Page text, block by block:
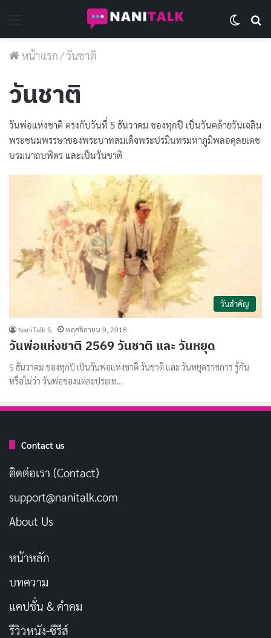
หน้าแรก/วันชาติ
วันชาติ
วันพ่อแห่งชาติ ตรงกับวันที่ 5 ธันวาคม ของทุกปี เป็นวันคล้ายวันเฉลิม
พระชนมพรรษาของพระบาทสมเด็จพระปรมินทรมหาภูมิพลอดุลยเดช
บรมนาถบพิตร และเป็นวันชาติ
วันสำคัญ
NaniTalk S. พฤศจิกายน 9, 2018
วันพ่อแห่งชาติ 2569 วันชาติ และ วันหยุด
5 ธันวาคม ของทุกปี เป็นวันพ่อแห่งชาติ วันชาติ และ วันหยุดราชการ รู้กัน
หรือไม่ว่า วันพ่อของแต่ละประเท…
Contact us
ติดต่อเรา (Contact)
support@nanitalk.com
About Us
หน้าหลัก
บทความ
แคปชั่น & คำคม
รีวิวหนัง-ซีรีส์